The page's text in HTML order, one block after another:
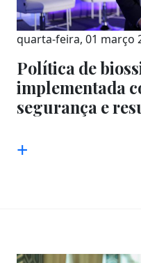
quarta-feira, 01 março
Política de
implementada
segurança e
+